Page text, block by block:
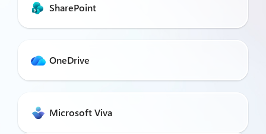
SharePoint
OneDrive
Microsoft Viva